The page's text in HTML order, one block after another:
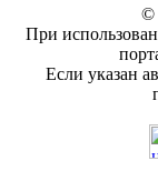
©
При
Если указан